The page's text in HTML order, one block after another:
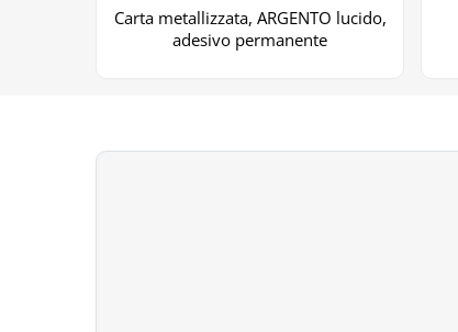
Carta metallizzata, ARGENTO lucido,
adesivo permanente